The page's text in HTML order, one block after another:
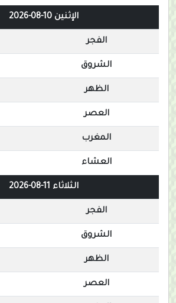
الإثنين 10-08-2026
الفجر
الشروق
الظهر
العصر
المغرب
العشاء
الثلاثاء 11-08-2026
الفجر
الشروق
الظهر
العصر